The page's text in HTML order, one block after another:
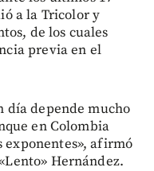
a la Tricolor y
de los cuales
previa en el
día depende mucho
en Colombia
exponentes», afirmó
Hernández.